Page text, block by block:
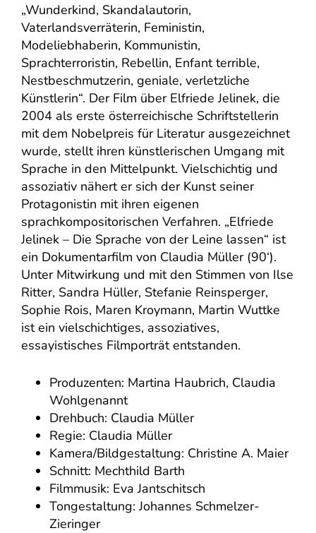
„Wunderkind, Skandalautorin,
Vaterlandsverräterin, Feministin,
Modeliebhaberin, Kommunistin,
Sprachterroristin, Rebellin, Enfant terrible,
Nestbeschmutzerin, geniale, verletzliche
Künstlerin“. Der Film über Elfriede Jelinek, die
2004 als erste österreichische Schriftstellerin
mit dem Nobelpreis für Literatur ausgezeichnet
wurde, stellt ihren künstlerischen Umgang mit
Sprache in den Mittelpunkt. Vielschichtig und
assoziativ nähert er sich der Kunst seiner
Protagonistin mit ihren eigenen
sprachkompositorischen Verfahren. „Elfriede
Jelinek – Die Sprache von der Leine lassen“ ist
ein Dokumentarfilm von Claudia Müller (90‘).
Unter Mitwirkung und mit den Stimmen von Ilse
Ritter, Sandra Hüller, Stefanie Reinsperger,
Sophie Rois, Maren Kroymann, Martin Wuttke
ist ein vielschichtiges, assoziatives,
essayistisches Filmporträt entstanden.
Produzenten: Martina Haubrich, Claudia
Wohlgenannt
Drehbuch: Claudia Müller
Regie: Claudia Müller
Kamera/Bildgestaltung: Christine A. Maier
Schnitt: Mechthild Barth
Filmmusik: Eva Jantschitsch
Tongestaltung: Johannes Schmelzer-
Zieringer